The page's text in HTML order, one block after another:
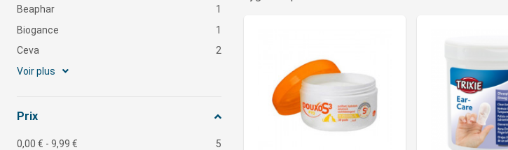
Beaphar
1
Biogance
1
Ceva
2
Voir plus
Prix
0,00 € - 9,99 €
5